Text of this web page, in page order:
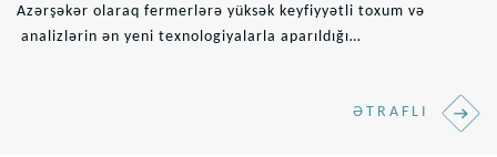
Azərşəkər olaraq fermerlərə yüksək keyfiyyətli toxum və
analizlərin ən yeni texnologiyalarla aparıldığı
ƏTRAFLI